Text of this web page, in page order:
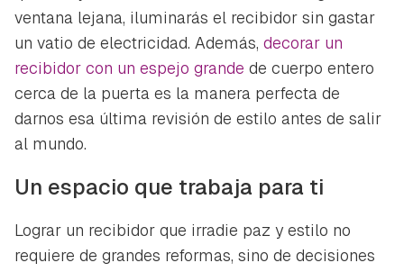
ventana lejana, iluminarás el recibidor sin gastar
un vatio de electricidad. Además, decorar un
recibidor con un espejo grande de cuerpo entero
cerca de la puerta es la manera perfecta de
darnos esa última revisión de estilo antes de salir
al mundo.
Un espacio que trabaja para ti
Lograr un recibidor que irradie paz y estilo no
requiere de grandes reformas, sino de decisiones